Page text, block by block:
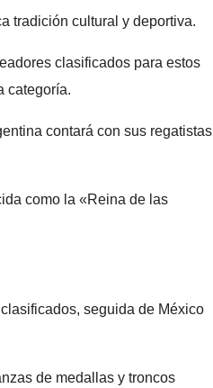
tradición cultural y deportiva.
clasificados para estos
categoría.
contará con sus regatistas
como la «Reina de las
seguida de México
de medallas y troncos